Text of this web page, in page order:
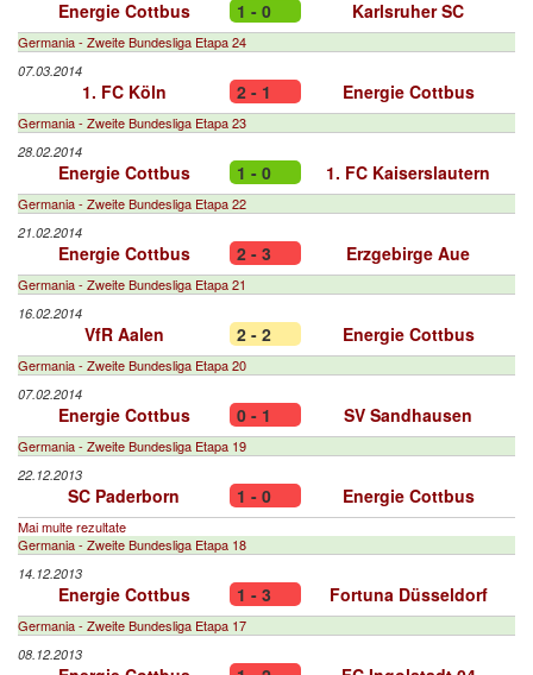
Energie Cottbus 1 - 0 Karlsruher SC
Germania - Zweite Bundesliga Etapa 24
07.03.2014
1. FC Köln 2 - 1 Energie Cottbus
Germania - Zweite Bundesliga Etapa 23
28.02.2014
Energie Cottbus 1 - 0 1. FC Kaiserslautern
Germania - Zweite Bundesliga Etapa 22
21.02.2014
Energie Cottbus 2 - 3 Erzgebirge Aue
Germania - Zweite Bundesliga Etapa 21
16.02.2014
VfR Aalen 2 - 2 Energie Cottbus
Germania - Zweite Bundesliga Etapa 20
07.02.2014
Energie Cottbus 0 - 1 SV Sandhausen
Germania - Zweite Bundesliga Etapa 19
22.12.2013
SC Paderborn 1 - 0 Energie Cottbus
Mai multe rezultate
Germania - Zweite Bundesliga Etapa 18
14.12.2013
Energie Cottbus 1 - 3 Fortuna Düsseldorf
Germania - Zweite Bundesliga Etapa 17
08.12.2013